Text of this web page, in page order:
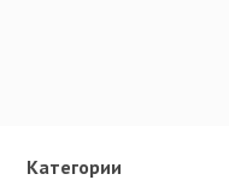
Категории